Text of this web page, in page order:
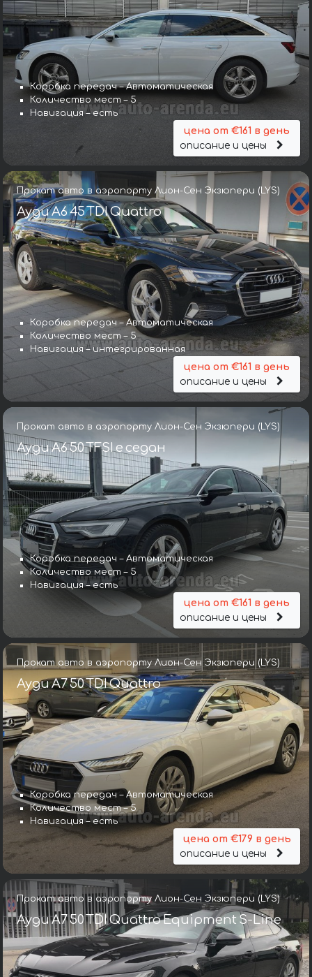
Коробка передач – Автоматическая
Количество мест – 5
Навигация – есть
цена от €161 в день
описание и цены
Прокат авто в аэропорту Лион-Сен Экзюпери (LYS)
Ауди A6 45 TDI Quattro
Коробка передач – Автоматическая
Количество мест – 5
Навигация – интегрированная
цена от €161 в день
описание и цены
Прокат авто в аэропорту Лион-Сен Экзюпери (LYS)
Ауди A6 50 TFSI e седан
Коробка передач – Автоматическая
Количество мест – 5
Навигация – есть
цена от €161 в день
описание и цены
Прокат авто в аэропорту Лион-Сен Экзюпери (LYS)
Ауди A7 50 TDI Quattro
Коробка передач – Автоматическая
Количество мест – 5
Навигация – есть
цена от €179 в день
описание и цены
Прокат авто в аэропорту Лион-Сен Экзюпери (LYS)
Ауди A7 50 TDI Quattro Equipment S-Line